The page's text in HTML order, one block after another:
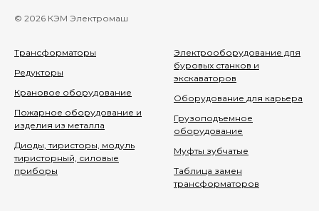
© 2026 КЭМ Электромаш
Трансформаторы
Редукторы
Крановое оборудование
Пожарное оборудование и
изделия из металла
Диоды, тиристоры, модуль
тиристорный, силовые
приборы
Электрооборудование для
буровых станков и
экскаваторов
Оборудование для карьера
Грузоподъемное
оборудование
Муфты зубчатые
Таблица замен
трансформаторов